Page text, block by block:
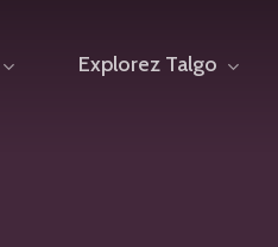
Explorez Talgo